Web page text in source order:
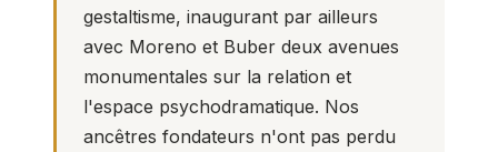
gestaltisme, inaugurant par ailleurs
avec Moreno et Buber deux avenues
monumentales sur la relation et
l'espace psychodramatique. Nos
ancêtres fondateurs n'ont pas perdu